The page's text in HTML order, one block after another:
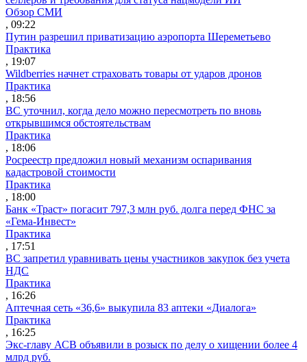
Обзор СМИ
, 09:22
Путин разрешил приватизацию аэропорта Шереметьево
Практика
, 19:07
Wildberries начнет страховать товары от ударов дронов
Практика
, 18:56
ВС уточнил, когда дело можно пересмотреть по вновь
открывшимся обстоятельствам
Практика
, 18:06
Росреестр предложил новый механизм оспаривания
кадастровой стоимости
Практика
, 18:00
Банк «Траст» погасит 797,3 млн руб. долга перед ФНС за
«Гема-Инвест»
Практика
, 17:51
ВС запретил уравнивать цены участников закупок без учета
НДС
Практика
, 16:26
Аптечная сеть «36,6» выкупила 83 аптеки «Диалога»
Практика
, 16:25
Экс-главу АСВ объявили в розыск по делу о хищении более 4
млрд руб.